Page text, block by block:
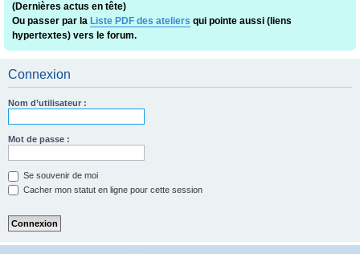
(Dernières actus en tête)
Ou passer par la Liste PDF des ateliers qui pointe aussi (liens
hypertextes) vers le forum.
Connexion
Nom d’utilisateur :
Mot de passe :
Se souvenir de moi
Cacher mon statut en ligne pour cette session